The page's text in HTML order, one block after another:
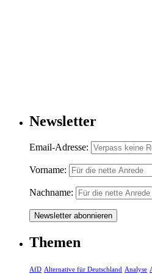
Newsletter
Email-Adresse:
Vorname:
Nachname:
Themen
AfD Alternative für Deutschland Analyse